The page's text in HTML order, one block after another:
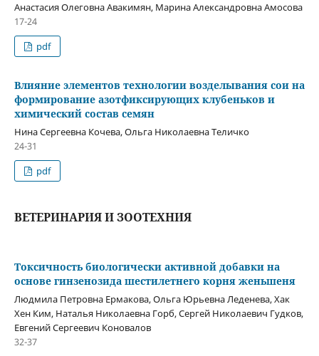
Анастасия Олеговна Авакимян, Марина Александровна Амосова
17-24
pdf
Влияние элементов технологии возделывания сои на
формирование азотфиксирующих клубеньков и
химический состав семян
Нина Сергеевна Кочева, Ольга Николаевна Теличко
24-31
pdf
ВЕТЕРИНАРИЯ И ЗООТЕХНИЯ
Токсичность биологически активной добавки на
основе гинзенозида шестилетнего корня женьшеня
Людмила Петровна Ермакова, Ольга Юрьевна Леденева, Хак
Хен Ким, Наталья Николаевна Горб, Сергей Николаевич Гудков,
Евгений Сергеевич Коновалов
32-37